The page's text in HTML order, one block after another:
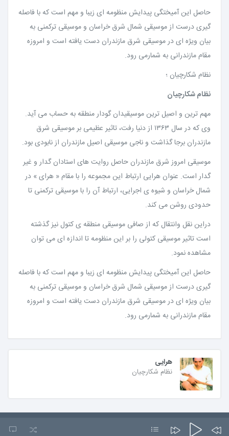
حاصل این آمیختگی پیدایش منظومه ای زیبا و مهم است که با فاصله
گیری درست از موسیقی شمال شرق خراسان و موسیقی ترکمنی به
بیان ویژه ای در موسیقی شرق مازندران دست یافته است و امروزه
مقام مازندرانی به شمارمی رود.
نظام شکارچیان ؛
نظام شکارچیان
مهم ترین و اصیل ترین موسیقیدان گودار منطقه به حساب می آید.
وی که در سال ۱۳۶۳ از دنیا رفت، تاثیر عظیمی بر موسیقی شرق
مازندران برجا گذاشت و ناجی موسیقی اصیل مازندران از نابودی بود.
موسیقی امروز شرق مازندران حاصل روایت های استادان گدار و غیر
گدار است. عنوان هرایی ارتباط این مجموعه را با مقام « هرای » در
شمال خراسان و شیوه ی اجرایی، ارتباط آن را با موسیقی ترکمنی تا
حدودی روشن می کند.
دراین نقل وانتقال که از صافی موسیقی منطقه ی کتول نیز گذشته
است تاثیر موسیقی کتولی را بر این منظومه تا اندازه ای می توان
مشاهده نمود.
حاصل این آمیختگی پیدایش منظومه ای زیبا و مهم است که با فاصله
گیری درست از موسیقی شمال شرق خراسان و موسیقی ترکمنی به
بیان ویژه ای در موسیقی شرق مازندران دست یافته است و امروزه
مقام مازندرانی به شمارمی رود.
هرایی
نظام شکارچیان